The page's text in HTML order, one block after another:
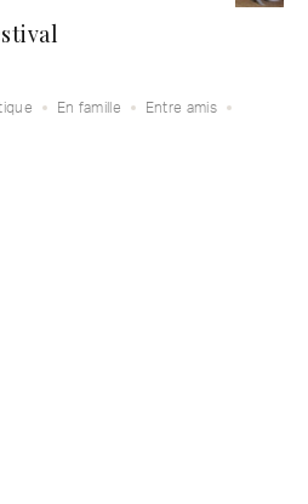
En famille
Entre amis